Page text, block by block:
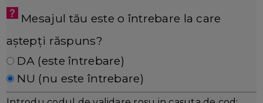
Mesajul tău este o întrebare la care
aștepți răspuns?
DA (este întrebare)
NU (nu este întrebare)